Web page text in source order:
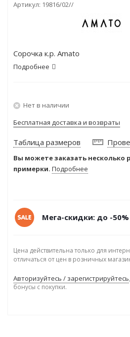
Артикул: 19816/02//
Сорочка к.р. Amato
Подробнее
Нет в наличии
Бесплатная доставка и возвраты
Таблица размеров
Вы можете заказать несколько
примерки. Подробнее
Мега-скидки: до -50%
Цена действительна только для
отличаться от цен в розничных
Авторизуйтесь / зарегистрируйтесь
бонусы с покупки.